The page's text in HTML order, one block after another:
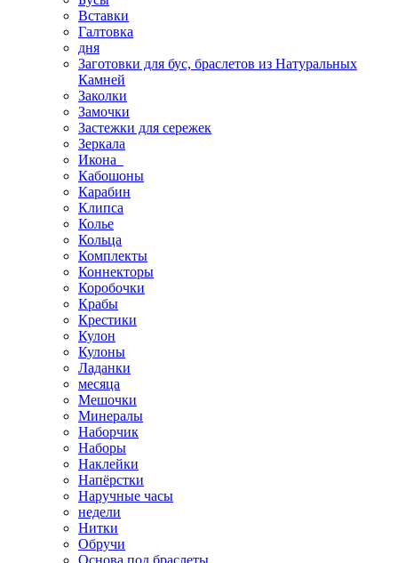
Вставки
Галтовка
дня
Заготовки для бус, браслетов из Натуральных
Камней
Заколки
Замочки
Застежки для сережек
Зеркала
Икона
Кабошоны
Карабин
Клипса
Колье
Кольца
Комплекты
Коннекторы
Коробочки
Крабы
Крестики
Кулон
Кулоны
Ладанки
месяца
Мешочки
Минералы
Наборчик
Наборы
Наклейки
Напёрстки
Наручные часы
недели
Нитки
Обручи
Основа под браслеты